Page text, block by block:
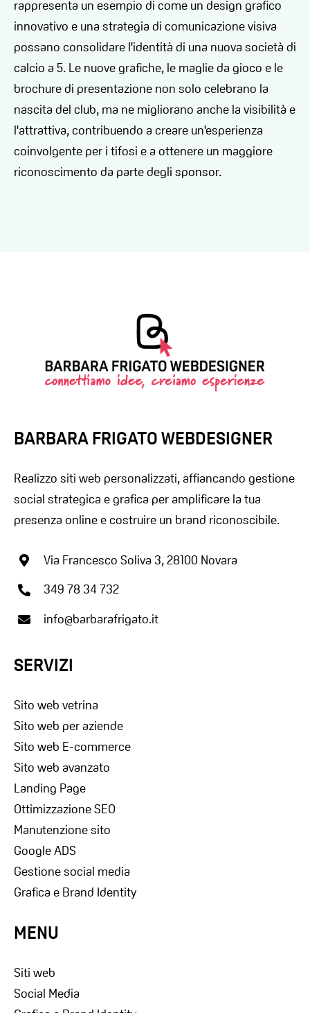
rappresenta un esempio di come un design grafico
innovativo e una strategia di comunicazione visiva
possano consolidare l'identità di una nuova società di
calcio a 5. Le nuove grafiche, le maglie da gioco e le
brochure di presentazione non solo celebrano la
nascita del club, ma ne migliorano anche la visibilità e
l'attrattiva, contribuendo a creare un'esperienza
coinvolgente per i tifosi e a ottenere un maggiore
riconoscimento da parte degli sponsor.
BARBARA FRIGATO WEBDESIGNER
Realizzo siti web personalizzati, affiancando gestione
social strategica e grafica per amplificare la tua
presenza online e costruire un brand riconoscibile.
Via Francesco Soliva 3, 28100 Novara
349 78 34 732
info@barbarafrigato.it
SERVIZI
Sito web vetrina
Sito web per aziende
Sito web E-commerce
Sito web avanzato
Landing Page
Ottimizzazione SEO
Manutenzione sito
Google ADS
Gestione social media
Grafica e Brand Identity
MENU
Siti web
Social Media